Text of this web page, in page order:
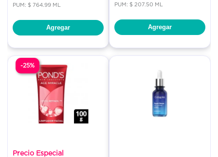
PUM: $ 764.99 ML
Agregar
PUM: $ 207.50 ML
Agregar
Precio Especial
-25%